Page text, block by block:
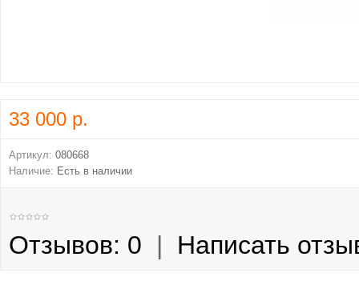
33 000 р.
Артикул: 080668
Наличие: Есть в наличии
Отзывов: 0 | Написать